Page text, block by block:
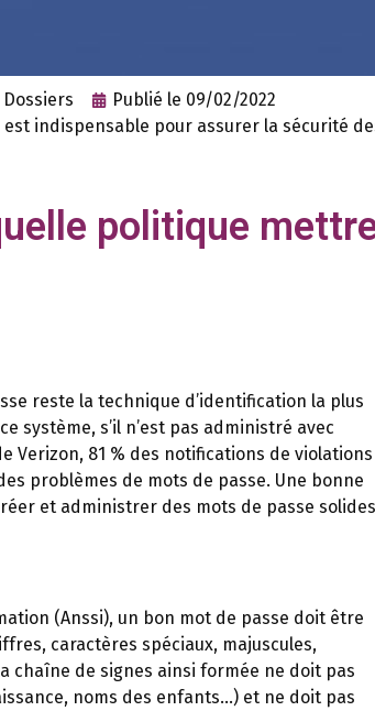
Dossiers Publié le 09/02/2022
indispensable pour assurer la sécurité
politique
reste la technique d’identification la plus
système, s’il n’est pas administré avec
Verizon, 81 % des notifications de violations
problèmes de mots de passe. Une bonne
et administrer des mots de passe solides
(Anssi), un bon mot de passe doit être
caractères spéciaux, majuscules,
chaîne de signes ainsi formée ne doit pas
noms des enfants…) et ne doit pas